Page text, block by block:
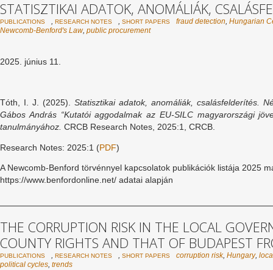
STATISZTIKAI ADATOK, ANOMÁLIÁK,
PUBLICATIONS , RESEARCH NOTES , SHORT PAPERS fraud detection, Hungarian
Newcomb-Benford's Law, public procurement
2025. június 11.
Tóth, I. J. (2025). Statisztikai adatok, anomáliák, csalásfelderítés.
Gábos András “Kutatói aggodalmak az EU-SILC magyarországi
tanulmányához. CRCB Research Notes, 2025:1, CRCB.
Research Notes: 2025:1 (PDF)
A Newcomb-Benford törvénnyel kapcsolatok publikációk listája 2025
https://www.benfordonline.net/ adatai alapján
THE CORRUPTION RISK IN THE LOCAL
COUNTY RIGHTS AND THAT OF BUDAPEST
PUBLICATIONS , RESEARCH NOTES , SHORT PAPERS corruption risk, Hungary,
political cycles, trends